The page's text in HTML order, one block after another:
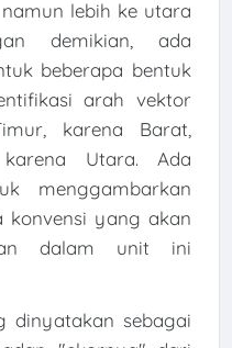
lebih ke utara
demikian, ada
beberapa bentuk
arah vektor
karena Barat,
Utara. Ada
menggambarkan
konvensi yang akan
dalam unit ini
dinyatakan sebagai